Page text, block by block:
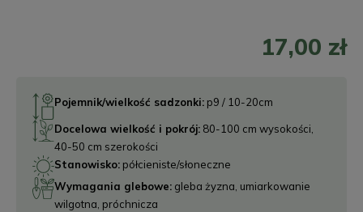
Pojemnik/wielkość sadzonki: p9 / 10-20cm
Docelowa wielkość i pokrój: 80-100 cm wysokości,
40-50 cm szerokości
Stanowisko: półcieniste/słoneczne
Wymagania glebowe: gleba żyzna, umiarkowanie
wilgotna, próchnicza
17,00 zł